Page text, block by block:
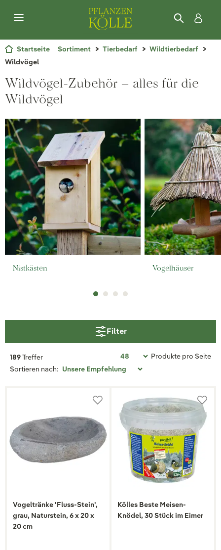
Startseite Sortiment Tierbedarf
Wildtierbedarf
Wildvögel
Wildvögel-Zubehör – alles für die
Wildvögel
Nistkästen Vogelhäuser
Filter
189Treffer
Produkte pro Seite
Sortieren nach:
Vogeltränke 'Fluss-Stein',
grau, Naturstein, 6 x 20 x
20 cm
Kölles Beste Meisen-
Knödel, 30 Stück im Eimer